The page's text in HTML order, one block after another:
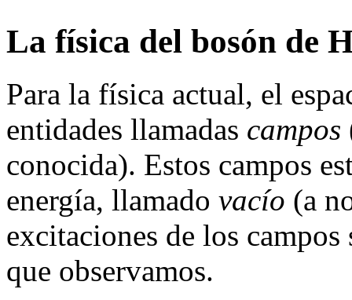
La física del bosón de
Para la física actual, el
entidades llamadas campos
conocida). Estos campos
energía, llamado vacío (a
excitaciones de los
que observamos.